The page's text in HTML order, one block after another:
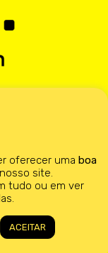
com mais de
oferecer uma boa
site.
tudo ou em ver
ACEITAR